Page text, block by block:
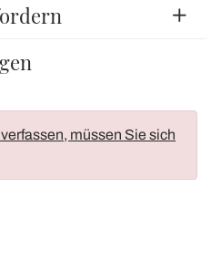
müssen Sie sich